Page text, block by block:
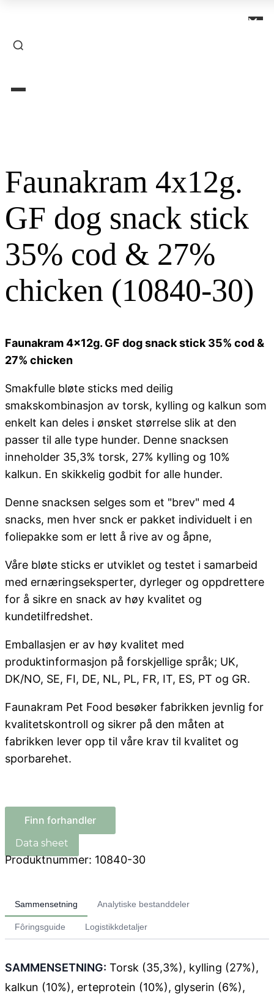
Faunakram 4x12g.
GF dog snack stick
35% cod & 27%
chicken (10840-30)
Faunakram 4x12g. GF dog snack stick 35% cod &
27% chicken
Smakfulle bløte sticks med deilig
smakskombinasjon av torsk, kylling og kalkun som
enkelt kan deles i ønsket størrelse slik at den
passer til alle type hunder. Denne snacksen
inneholder 35,3% torsk, 27% kylling og 10%
kalkun. En skikkelig godbit for alle hunder.
Denne snacksen selges som et "brev" med 4
snacks, men hver snck er pakket individuelt i en
foliepakke som er lett å rive av og åpne,
Våre bløte sticks er utviklet og testet i samarbeid
med ernæringseksperter, dyrleger og oppdrettere
for å sikre en snack av høy kvalitet og
kundetilfredshet.
Emballasjen er av høy kvalitet med
produktinformasjon på forskjellige språk; UK,
DK/NO, SE, FI, DE, NL, PL, FR, IT, ES, PT og GR.
Faunakram Pet Food besøker fabrikken jevnlig for
kvalitetskontroll og sikrer på den måten at
fabrikken lever opp til våre krav til kvalitet og
sporbarehet.
Finn forhandler
Produktnummer: 10840-30
Sammensetning Analytiske bestanddeler
Fôringsguide Logistikkdetaljer
SAMMENSETNING: Torsk (35,3%), kylling (27%),
kalkun (10%), erteprotein (10%), glyserin (6%),
×